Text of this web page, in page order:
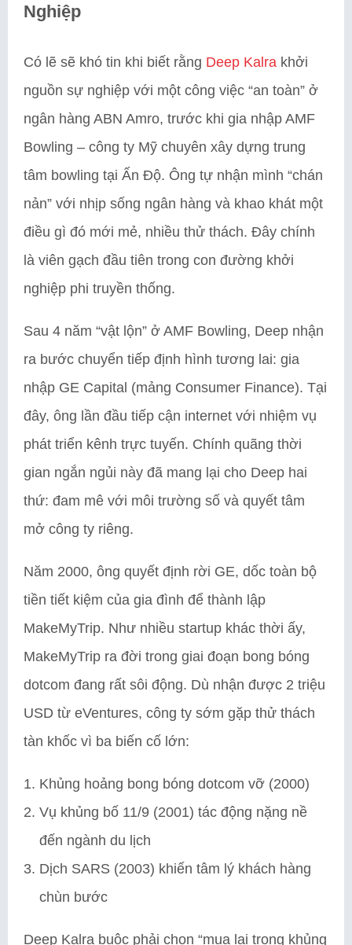
Nghiệp
Có lẽ sẽ khó tin khi biết rằng Deep Kalra khởi
nguồn sự nghiệp với một công việc “an toàn” ở
ngân hàng ABN Amro, trước khi gia nhập AMF
Bowling – công ty Mỹ chuyên xây dựng trung
tâm bowling tại Ấn Độ. Ông tự nhận mình “chán
nản” với nhịp sống ngân hàng và khao khát một
điều gì đó mới mẻ, nhiều thử thách. Đây chính
là viên gạch đầu tiên trong con đường khởi
nghiệp phi truyền thống.
Sau 4 năm “vật lộn” ở AMF Bowling, Deep nhận
ra bước chuyển tiếp định hình tương lai: gia
nhập GE Capital (mảng Consumer Finance). Tại
đây, ông lần đầu tiếp cận internet với nhiệm vụ
phát triển kênh trực tuyến. Chính quãng thời
gian ngắn ngủi này đã mang lại cho Deep hai
thứ: đam mê với môi trường số và quyết tâm
mở công ty riêng.
Năm 2000, ông quyết định rời GE, dốc toàn bộ
tiền tiết kiệm của gia đình để thành lập
MakeMyTrip. Như nhiều startup khác thời ấy,
MakeMyTrip ra đời trong giai đoạn bong bóng
dotcom đang rất sôi động. Dù nhận được 2 triệu
USD từ eVentures, công ty sớm gặp thử thách
tàn khốc vì ba biến cố lớn:
Khủng hoảng bong bóng dotcom vỡ (2000)
Vụ khủng bố 11/9 (2001) tác động nặng nề
đến ngành du lịch
Dịch SARS (2003) khiến tâm lý khách hàng
chùn bước
Deep Kalra buộc phải chọn “mua lại trong khủng